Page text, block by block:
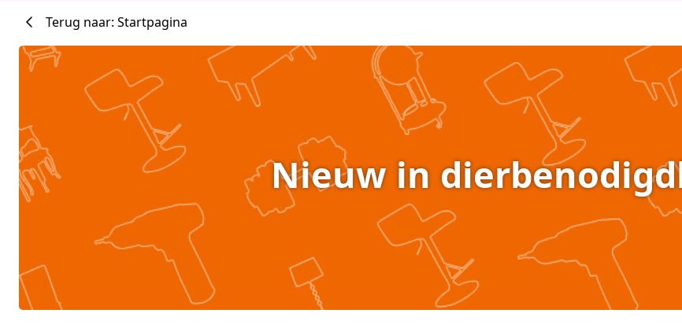
Terug naar: Startpagina
Nieuw in